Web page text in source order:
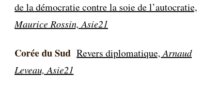
de la démocratie contre la soie de l’autocratie,
Maurice Rossin, Asie21
Corée du Sud Revers diplomatique,Arnaud
Leveau, Asie21